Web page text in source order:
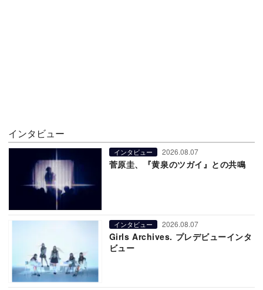
インタビュー
インタビュー 2026.08.07
菅原圭、『黄泉のツガイ』との共鳴
インタビュー 2026.08.07
Girls Archives. プレデビューインタ
ビュー